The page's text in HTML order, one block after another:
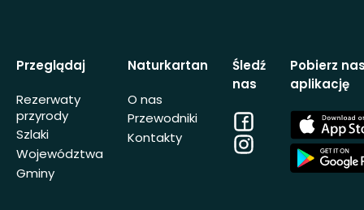
Przeglądaj
Rezerwaty
przyrody
Szlaki
Województwa
Gminy
Naturkartan
O nas
Przewodniki
Kontakty
Śledź
nas
Facebook
Instagram
Pobierz
aplikację
App
Store
App
Store